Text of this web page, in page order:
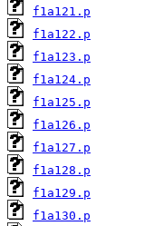
f1a121.p
f1a122.p
f1a123.p
f1a124.p
f1a125.p
f1a126.p
f1a127.p
f1a128.p
f1a129.p
f1a130.p